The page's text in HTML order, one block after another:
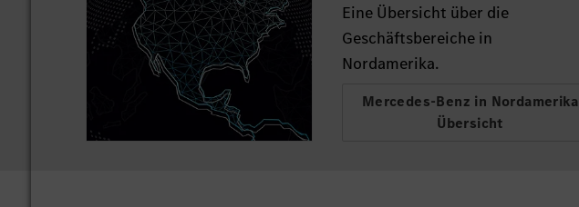
Eine Übersicht über die
Geschäftsbereiche in
Nordamerika.
Mercedes-Benz in Nordamerika
Übersicht